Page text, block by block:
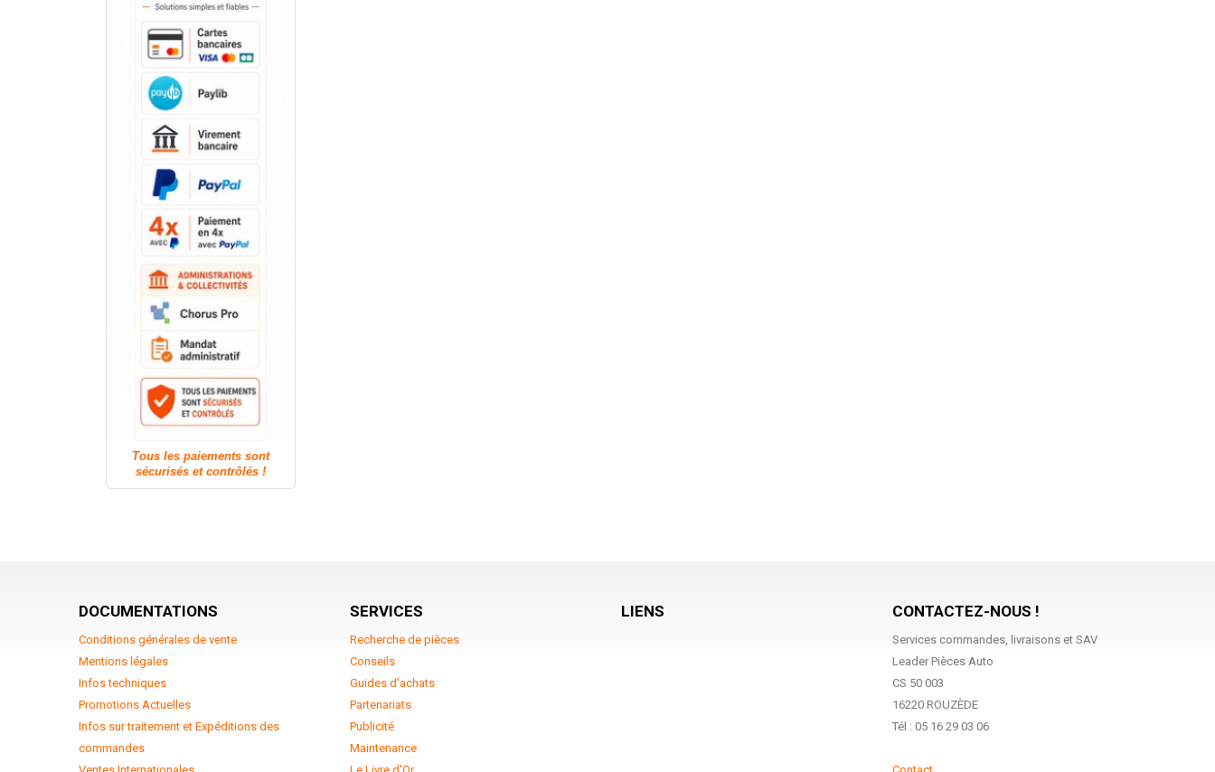
Tous les paiements sont
sécurisés et contrôlés !
DOCUMENTATIONS
Conditions générales de vente
Mentions légales
Infos techniques
Promotions Actuelles
Infos sur traitement et Expéditions des
commandes
Ventes Internationales
SERVICES
Recherche de pièces
Conseils
Guides d'achats
Partenariats
Publicité
Maintenance
Le Livre d'Or
LIENS CONTACTEZ-NOUS !
Services commandes, livraisons et SAV
Leader Pièces Auto
CS 50 003
16220 ROUZÈDE
Tél : 05 16 29 03 06
Contact